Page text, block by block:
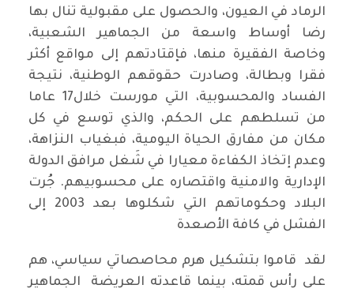
الرماد في العيون، والحصول على مقبولية تنال بها
رضا أوساط واسعة من الجماهير الشعبية،
وخاصة الفقيرة منها، فإقتادتهم إلى مواقع أكثر
فقرا وبطالة، وصادرت حقوقهم الوطنية، نتيجة
الفساد والمحسوبية، التي مورست خلال17 عاما
من تسلطهم على الحكم، والذي توسع في كل
مكان من مفارق الحياة اليومية، فبغياب النزاهة،
وعدم إتخاذ الكفاءة معيارا في شَغل مرافق الدولة
الإدارية والامنية واقتصاره على محسوبيهم. جُرت
البلاد وحكوماتهم التي شكلوها بعد 2003 إلى
الفشل في كافة الأصعدة
لقد قاموا بتشكيل هرم محاصصاتي سياسي، هم
على رأس قمته، بينما قاعدته العريضة الجماهير